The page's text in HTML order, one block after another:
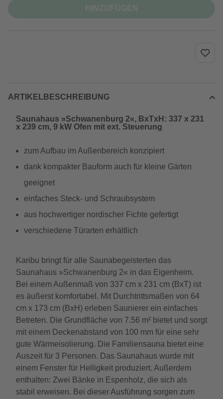
ARTIKELBESCHREIBUNG
Saunahaus »Schwanenburg 2«, BxTxH: 337 x 231
x 239 cm, 9 kW Ofen mit ext. Steuerung
zum Aufbau im Außenbereich konzipiert
dank kompakter Bauform auch für kleine Gärten
geeignet
einfaches Steck- und Schraubsystem
aus hochwertiger nordischer Fichte gefertigt
verschiedene Türarten erhältlich
Karibu bringt für alle Saunabegeisterten das
Saunahaus »Schwanenburg 2« in das Eigenheim.
Bei einem Außenmaß von 337 cm x 231 cm (BxT) ist
es äußerst komfortabel. Mit Durchtrittsmaßen von 64
cm x 173 cm (BxH) erleben Saunierer ein einfaches
Betreten. Die Grundfläche von 7.56 m² bietet und sorgt
mit einem Deckenabstand von 100 mm für eine sehr
gute Wärmeisolierung. Die Familiensauna bietet eine
Auszeit für 3 Personen. Das Saunahaus wurde mit
einem Fenster für Helligkeit produziert. Außerdem
enthalten: Zwei Bänke in Espenholz, die sich als
stabil erweisen. Bei dieser Ausführung sorgen zum